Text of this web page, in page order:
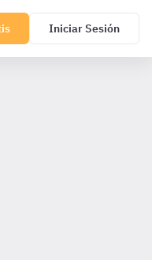
Iniciar Sesión